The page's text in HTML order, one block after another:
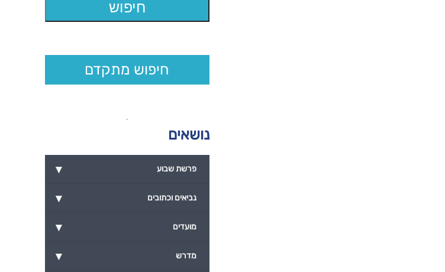
חיפוש מתקדם
נושאים
▾ פרשת שבוע
▾ נביאים וכתובים
▾ מועדים
▾ מדרש